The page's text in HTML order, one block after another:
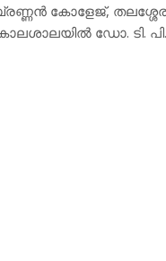
കോളേജ്,
ഡോ. ടി.